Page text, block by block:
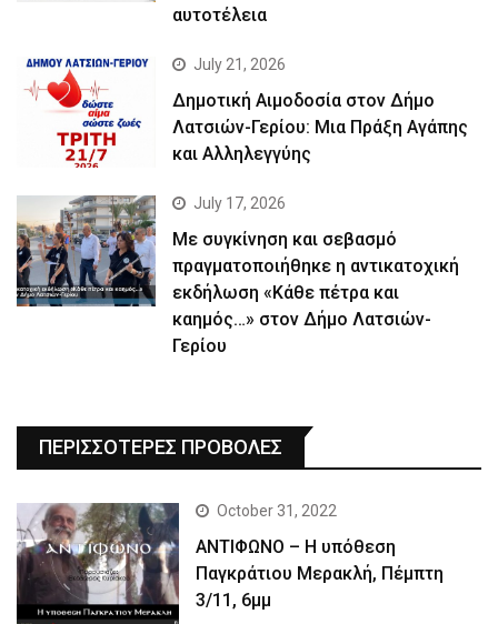
αυτοτέλεια
July 21, 2026
Δημοτική Αιμοδοσία στον Δήμο
Λατσιών-Γερίου: Μια Πράξη Αγάπης
και Αλληλεγγύης
July 17, 2026
Με συγκίνηση και σεβασμό
πραγματοποιήθηκε η αντικατοχική
εκδήλωση «Κάθε πέτρα και
καημός…» στον Δήμο Λατσιών-
Γερίου
ΠΕΡΙΣΣΟΤΕΡΕΣ ΠΡΟΒΟΛΕΣ
October 31, 2022
ΑΝΤΙΦΩΝΟ – Η υπόθεση
Παγκράτιου Μερακλή, Πέμπτη
3/11, 6μμ